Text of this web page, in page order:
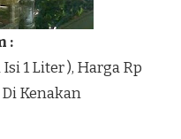
:
1 Liter ), Harga Rp
Kenakan